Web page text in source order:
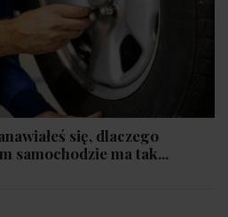
się, dlaczego
samochodzie ma tak...